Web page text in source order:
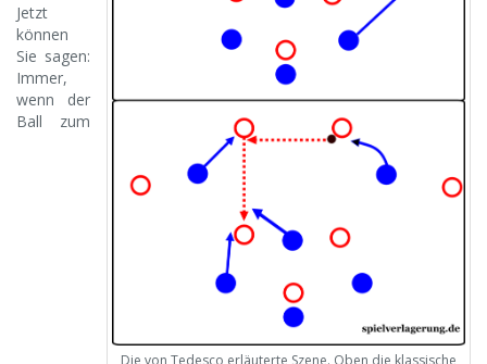
Die von Tedesco erläuterte Szene. Oben die klassische
Jetzt
können
Sie sagen:
Immer,
wenn der
Ball zum